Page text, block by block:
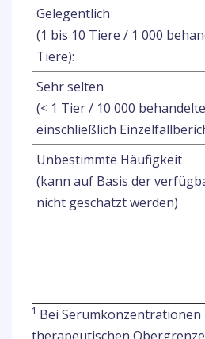
Gelegentlich
(1 bis 10 Tiere / 1 000
Tiere):
Sehr selten
(< 1 Tier / 10 000
einschließlich
Unbestimmte Häufigkeit
(kann auf Basis der
nicht geschätzt werden)
1 Bei Serumkonzentrationen